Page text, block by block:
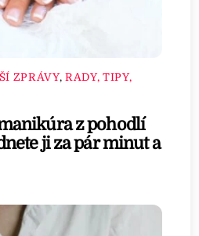
ZPRÁVY, RADY, TIPY,
z pohodlí
ji za pár minut a